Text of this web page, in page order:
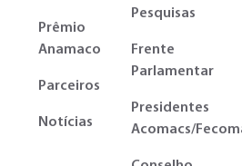
Prêmio
Anamaco
Parceiros
Notícias
Pesquisas
Frente
Parlamentar
Presidentes
Acomacs/